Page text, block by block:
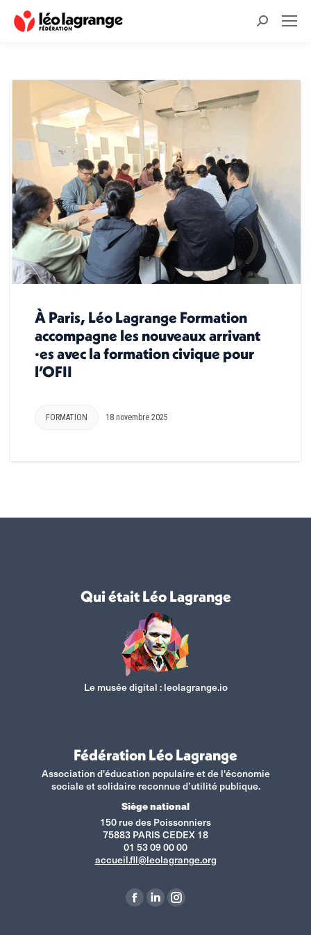
Recherche
À Paris, Léo Lagrange Formation
accompagne les nouveaux arrivant
·es avec la formation civique pour
l’OFII
FORMATION 18 novembre 2025
Qui était Léo Lagrange
Le musée digital :leolagrange.io
Fédération Léo Lagrange
Association d'éducation populaire et de l'économie
sociale et solidaire reconnue d’utilité publique.
Siège national
150 rue des Poissonniers
75883 PARIS CEDEX 18
01 53 09 00 00
accueil.fll@leolagrange.org
La
La
La